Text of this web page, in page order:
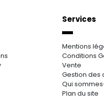
Services
Mentions
Conditions
Vente
Gestion des
Qui
Plan du site